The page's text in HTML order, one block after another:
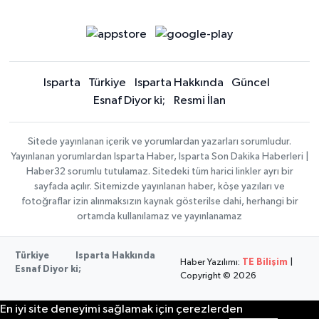
Isparta Türkiye Isparta Hakkında
Güncel
Esnaf Diyor ki;
Resmi İlan
Sitede yayınlanan içerik ve yorumlardan yazarları sorumludur.
Yayınlanan yorumlardan Isparta Haber, Isparta Son Dakika Haberleri |
Haber32 sorumlu tutulamaz. Sitedeki tüm harici linkler ayrı bir
sayfada açılır. Sitemizde yayınlanan haber, köşe yazıları ve
fotoğraflar izin alınmaksızın kaynak gösterilse dahi, herhangi bir
ortamda kullanılamaz ve yayınlanamaz
Türkiye
Isparta Hakkında
Esnaf Diyor ki;
Haber Yazılımı: TE Bilişim
Copyright © 2026
En iyi site deneyimi sağlamak için çerezlerden